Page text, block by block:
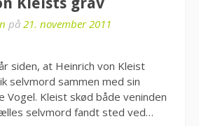
på 21. november 2011
siden, at Heinrich von Kleist
selvmord sammen med sin
Vogel. Kleist skød både veninden
selvmord fandt sted ved…